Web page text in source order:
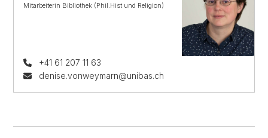
Mitarbeiterin Bibliothek (Phil.Hist und Religion)
+41 61 207 11 63
denise.vonweymarn@unibas.ch